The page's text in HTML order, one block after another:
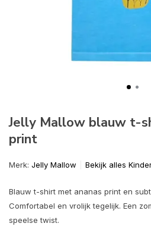
Jelly Mallow blauw t-
print
Merk: Jelly Mallow Bekijk alles
Blauw t-shirt met ananas print en
Comfortabel en vrolijk tegelijk. Een
speelse twist.